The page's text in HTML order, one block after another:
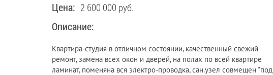
Цена: 2 600 000 руб.
Описание:
Квартира-студия в отличном состоянии, качественный свежий
ремонт, замена всех окон и дверей, на полах по всей квартире
ламинат, поменяна вся электро-проводка, сан.узел совмещен "под